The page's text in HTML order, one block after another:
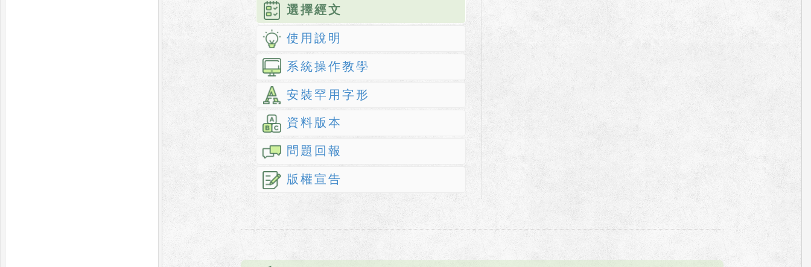
選擇經文
使用說明
系統操作教學
安裝罕用字形
資料版本
問題回報
版權宣告